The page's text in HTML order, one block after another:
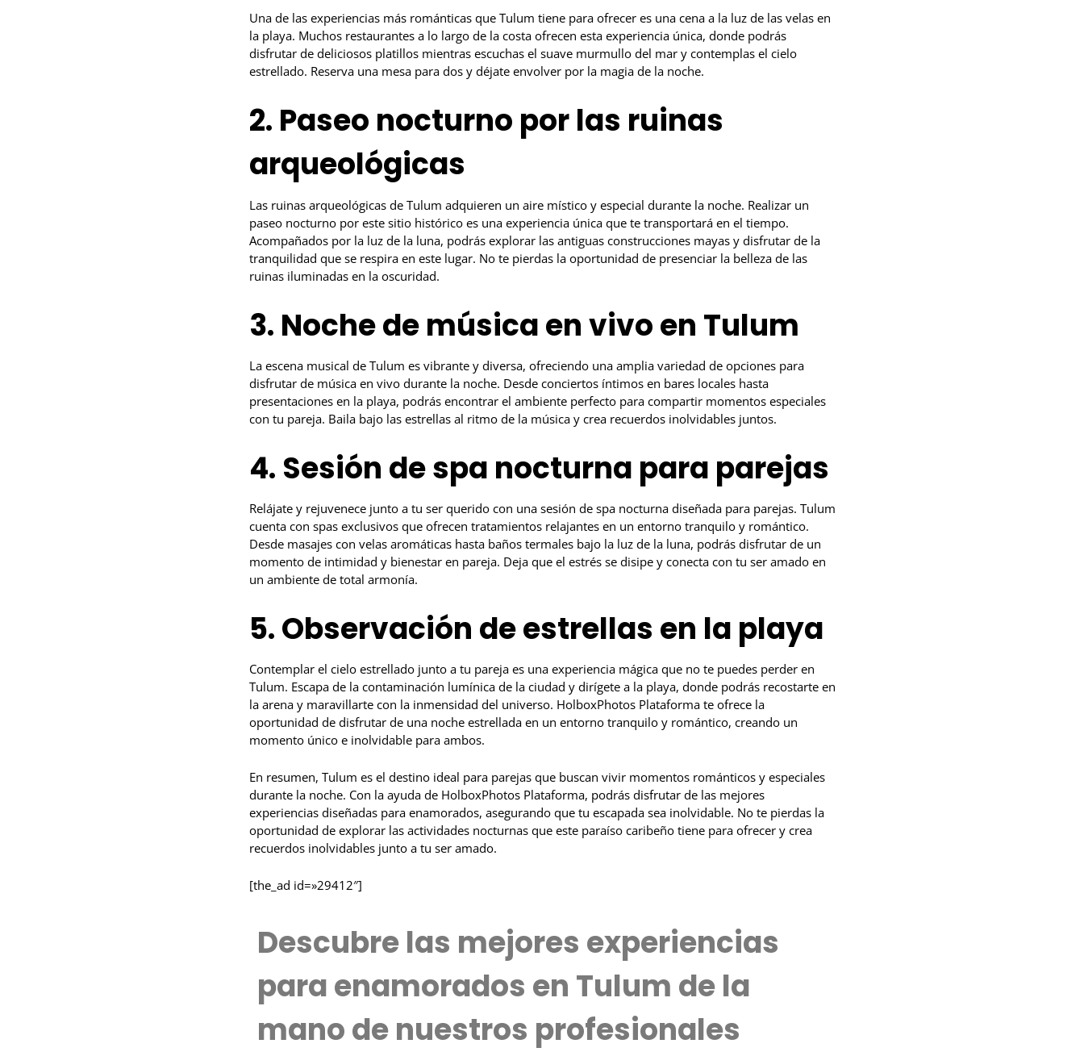
Una de las experiencias más románticas que Tulum tiene para ofrecer es una cena a la luz de las velas en
la playa. Muchos restaurantes a lo largo de la costa ofrecen esta experiencia única, donde podrás
disfrutar de deliciosos platillos mientras escuchas el suave murmullo del mar y contemplas el cielo
estrellado. Reserva una mesa para dos y déjate envolver por la magia de la noche.
2. Paseo nocturno por las ruinas
arqueológicas
Las ruinas arqueológicas de Tulum adquieren un aire místico y especial durante la noche. Realizar un
paseo nocturno por este sitio histórico es una experiencia única que te transportará en el tiempo.
Acompañados por la luz de la luna, podrás explorar las antiguas construcciones mayas y disfrutar de la
tranquilidad que se respira en este lugar. No te pierdas la oportunidad de presenciar la belleza de las
ruinas iluminadas en la oscuridad.
3. Noche de música en vivo en Tulum
La escena musical de Tulum es vibrante y diversa, ofreciendo una amplia variedad de opciones para
disfrutar de música en vivo durante la noche. Desde conciertos íntimos en bares locales hasta
presentaciones en la playa, podrás encontrar el ambiente perfecto para compartir momentos especiales
con tu pareja. Baila bajo las estrellas al ritmo de la música y crea recuerdos inolvidables juntos.
4. Sesión de spa nocturna para parejas
Relájate y rejuvenece junto a tu ser querido con una sesión de spa nocturna diseñada para parejas. Tulum
cuenta con spas exclusivos que ofrecen tratamientos relajantes en un entorno tranquilo y romántico.
Desde masajes con velas aromáticas hasta baños termales bajo la luz de la luna, podrás disfrutar de un
momento de intimidad y bienestar en pareja. Deja que el estrés se disipe y conecta con tu ser amado en
un ambiente de total armonía.
5. Observación de estrellas en la playa
Contemplar el cielo estrellado junto a tu pareja es una experiencia mágica que no te puedes perder en
Tulum. Escapa de la contaminación lumínica de la ciudad y dirígete a la playa, donde podrás recostarte en
la arena y maravillarte con la inmensidad del universo. HolboxPhotos Plataforma te ofrece la
oportunidad de disfrutar de una noche estrellada en un entorno tranquilo y romántico, creando un
momento único e inolvidable para ambos.
En resumen, Tulum es el destino ideal para parejas que buscan vivir momentos románticos y especiales
durante la noche. Con la ayuda de HolboxPhotos Plataforma, podrás disfrutar de las mejores
experiencias diseñadas para enamorados, asegurando que tu escapada sea inolvidable. No te pierdas la
oportunidad de explorar las actividades nocturnas que este paraíso caribeño tiene para ofrecer y crea
recuerdos inolvidables junto a tu ser amado.
[the_ad id=»29412″]
Descubre las mejores experiencias
para enamorados en Tulum de la
mano de nuestros profesionales